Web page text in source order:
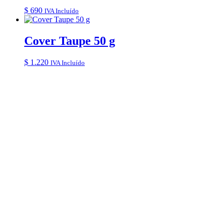
$ 690 IVA Incluído
Cover Taupe 50 g
$ 1.220 IVA Incluído